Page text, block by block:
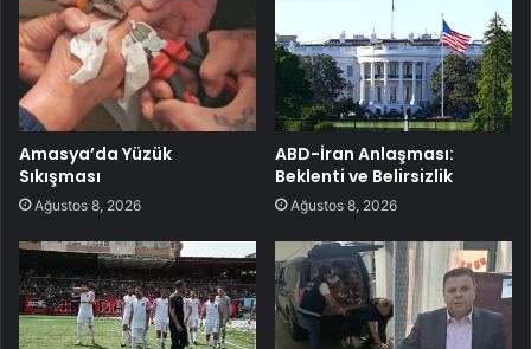
Amasya’da Yüzük
Sıkışması
Ağustos 8, 2026
ABD-İran Anlaşması:
Beklenti ve Belirsizlik
Ağustos 8, 2026